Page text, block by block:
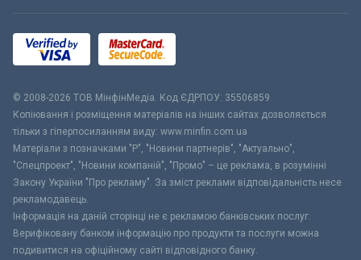
© 2008-2026 ТОВ МiнфiнМедiа. Код ЄДРПОУ: 35506859
Копіювання і розміщення матеріалів на інших сайтах дозволяється
тільки з гіперпосиланням виду: www.minfin.com.ua
Матеріали з позначками "Р", "Новини партнерів", "Актуально",
"Спецпроект", "Новини компаній", "Промо" – це реклама, в розумінні
Закону України "Про рекламу". За зміст реклами відповідальність несе
рекламодавець.
Інформація на даній сторінці не є рекламою банківських послуг.
Верифіковану банком інформацію про продукти та послуги можна
подивитися на офіційному сайті відповідного банку.